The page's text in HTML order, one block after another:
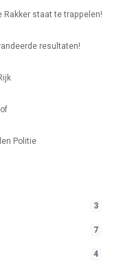
Rakker staat te trappelen!
resultaten!
Politie
3
7
4